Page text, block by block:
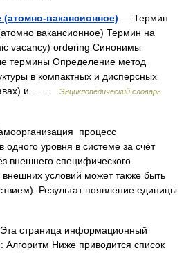
вакансионное) — Термин
вакансионное) Термин на
vacancy) ordering Синонимы
термины Определение метод
в компактных и дисперсных
и… …
Энциклопедический словарь
процесс
уровня в системе за счёт
внешнего специфического
внешних условий может также быть
Результат появление единицы
страница информационный
Алгоритм Ниже приводится список